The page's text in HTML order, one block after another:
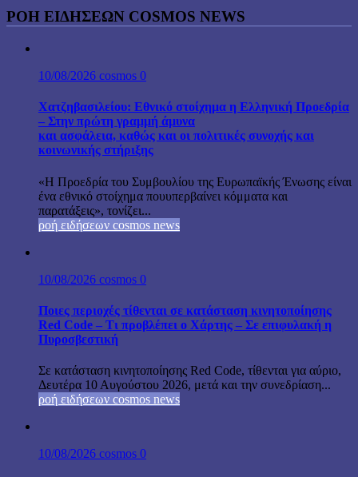
ΡΟΗ ΕΙΔΗΣΕΩΝ COSMOS NEWS
10/08/2026 cosmos 0
Χατζηβασιλείου: Εθνικό στοίχημα η Ελληνική Προεδρία
– Στην πρώτη γραμμή άμυνα
και ασφάλεια, καθώς και οι πολιτικές συνοχής και
κοινωνικής στήριξης
«Η Προεδρία του Συμβουλίου της Ευρωπαϊκής Ένωσης είναι
ένα εθνικό στοίχημα πουυπερβαίνει κόμματα και
παρατάξεις», τονίζει...
ροή ειδήσεων cosmos news
10/08/2026 cosmos 0
Ποιες περιοχές τίθενται σε κατάσταση κινητοποίησης
Red Code – Τι προβλέπει ο Χάρτης – Σε επιφυλακή η
Πυροσβεστική
Σε κατάσταση κινητοποίησης Red Code, τίθενται για αύριο,
Δευτέρα 10 Αυγούστου 2026, μετά και την συνεδρίαση...
ροή ειδήσεων cosmos news
10/08/2026 cosmos 0